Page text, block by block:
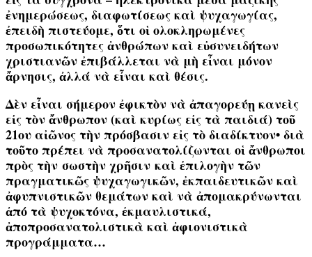
ἐνημερώσεως, διαφωτίσεως καὶ ψυχαγωγίας,
ἐπειδὴ πιστεύομε, ὅτι οἱ ολοκληρωμένες
προσωπικότητες ἀνθρώπων καὶ εὐσυνειδήτων
χριστιανῶν ἐπιβάλλεται νὰ μὴ εἶναι μόνον
ἄρνησις, ἀλλά νὰ εἶναι καὶ θέσις.
Δὲν εἶναι σήμερον ἐφικτὸν νὰ ἀπαγορεύῃ κανεὶς
εἰς τὸν ἄνθρωπον (καὶ κυρίως εἰς τὰ παιδιά) τοῦ
21ου αἰῶνος τὴν πρόσβασιν εἰς τὸ διαδίκτυον• διὰ
τοῦτο πρέπει νὰ προσανατολίζωνται οἱ ἄνθρωποι
πρὸς τὴν σωστὴν χρῆσιν καὶ ἐπιλογὴν τῶν
πραγματικῶς ψυχαγωγικῶν, ἐκπαιδευτικῶν καὶ
ἀφυπνιστικῶν θεμάτων καὶ νὰ ἀπομακρύνωνται
ἀπό τὰ ψυχοκτόνα, ἐκμαυλιστικά,
ἀποπροσανατολιστικὰ καὶ ἀφιονιστικὰ
προγράμματα…